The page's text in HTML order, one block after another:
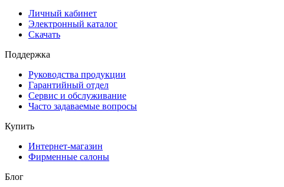
Личный кабинет
Электронный каталог
Скачать
Поддержка
Руководства продукции
Гарантийный отдел
Сервис и обслуживание
Часто задаваемые вопросы
Купить
Интернет-магазин
Фирменные салоны
Блог